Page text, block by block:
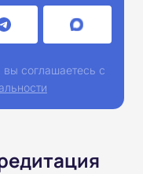
соглашаетесь с